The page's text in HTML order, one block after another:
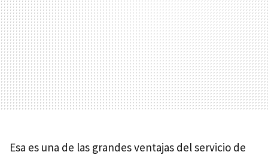
Esa es una de las grandes ventajas del servicio de